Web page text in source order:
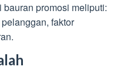
bauran promosi meliputi:
faktor